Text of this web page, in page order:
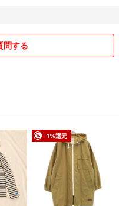
する場合がございます。
ております。
入は先着順とさせて頂いてお
ーの大和株式会社によって運
問する
1%還元